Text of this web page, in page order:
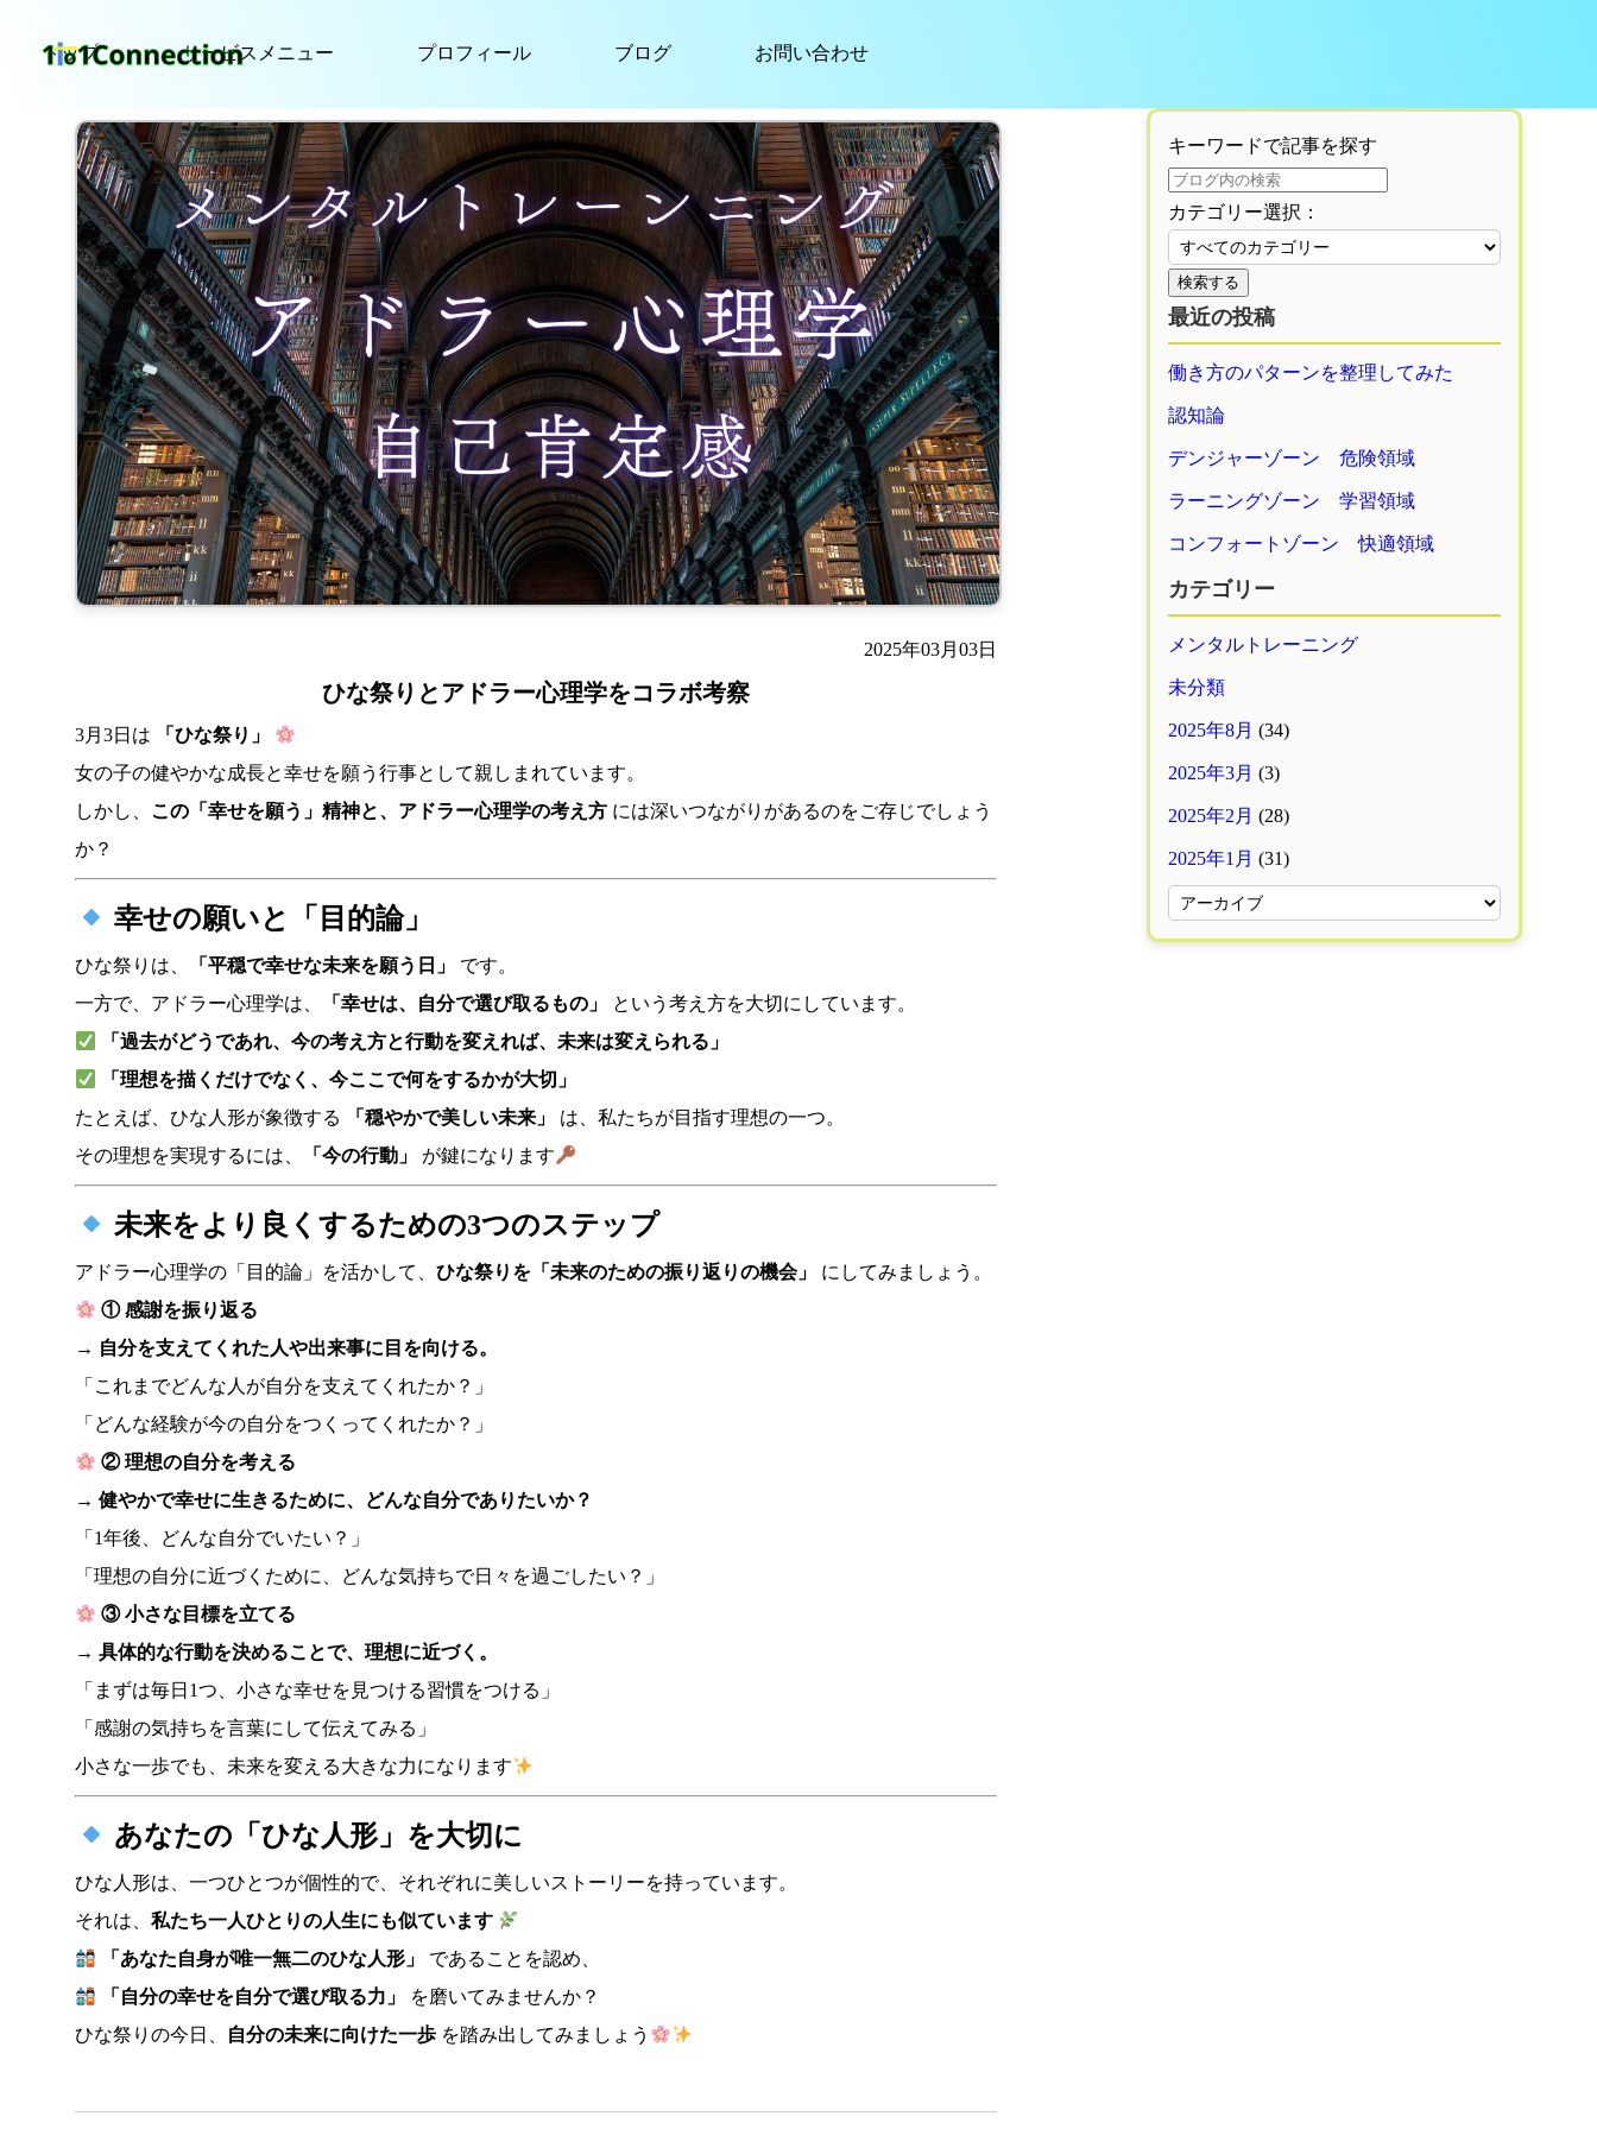
トップ サービスメニュー プロフィール ブログ お問い合わせ
2025年03月03日
ひな祭りとアドラー心理学をコラボ考察
3月3日は
「ひな祭り」
女の子の健やかな成長と幸せを願う行事として親しまれています。
しかし、 この「幸せを願う」精神と、アドラー心理学の考え方には深いつながりがあるのをご存じでしょう
か？
幸せの願いと「目的論」
ひな祭りは、 「平穏で幸せな未来を願う日」
です。
一方で、アドラー心理学は、
「幸せは、自分で選び取るもの」
という考え方を大切にしています。
「過去がどうであれ、今の考え方と行動を変えれば、未来は変えられる」
「理想を描くだけでなく、今ここで何をするかが大切」
たとえば、ひな人形が象徴する
「穏やかで美しい未来」
は、私たちが目指す理想の一つ。
その理想を実現するには、
「今の行動」 が鍵になります
未来をより良くするための3つのステップ
アドラー心理学の「目的論」を活かして、 ひな祭りを「未来のための振り返りの機会」
にしてみましょう。
① 感謝を振り返る
→ 自分を支えてくれた人や出来事に目を向ける。
「これまでどんな人が自分を支えてくれたか？」
「どんな経験が今の自分をつくってくれたか？」
② 理想の自分を考える
→ 健やかで幸せに生きるために、どんな自分でありたいか？
「1年後、どんな自分でいたい？」
「理想の自分に近づくために、どんな気持ちで日々を過ごしたい？」
③ 小さな目標を立てる
→ 具体的な行動を決めることで、理想に近づく。
「まずは毎日1つ、小さな幸せを見つける習慣をつける」
「感謝の気持ちを言葉にして伝えてみる」
小さな一歩でも、未来を変える大きな力になります
あなたの「ひな人形」を大切に
ひな人形は、一つひとつが個性的で、それぞれに美しいストーリーを持っています。
それは、 私たち一人ひとりの人生にも似ています
「あなた自身が唯一無二のひな人形」
であることを認め、
「自分の幸せを自分で選び取る力」
を磨いてみませんか？
ひな祭りの今日、
自分の未来に向けた一歩を踏み出してみましょう
キーワードで記事を探す
カテゴリー選択：
検索する
最近の投稿
働き方のパターンを整理してみた
認知論
デンジャーゾーン 危険領域
ラーニングゾーン 学習領域
コンフォートゾーン 快適領域
カテゴリー
メンタルトレーニング
未分類
2025年8月 (34)
2025年3月 (3)
2025年2月 (28)
2025年1月 (31)